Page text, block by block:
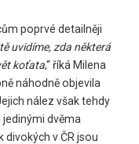
poprvé detailněji
uvidíme, zda některá
koťata,“ říká Milena
náhodně objevila
nález však tehdy
dvěma
v ČR jsou